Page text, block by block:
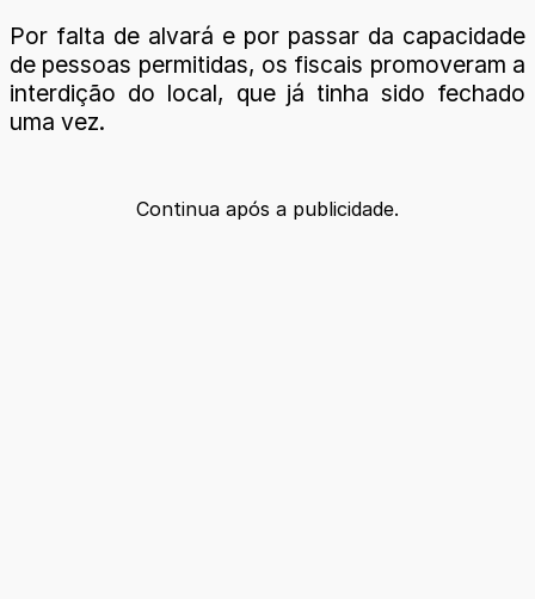
Por falta de alvará e por passar da capacidade
de pessoas permitidas, os fiscais promoveram a
interdição do local, que já tinha sido fechado
uma vez.
Continua após a publicidade.